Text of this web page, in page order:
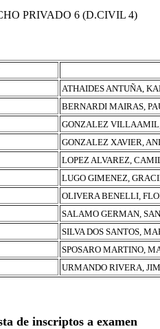
PRIVADO 6 (D.CIVIL 4)
ATHAIDES ANTUÑA,
BERNARDI MAIRAS,
GONZALEZ
GONZALEZ XAVIER,
LOPEZ ALVAREZ,
LUGO GIMENEZ,
OLIVERA BENELLI,
SALAMO GERMAN,
SILVA DOS SANTOS,
SPOSARO MARTINO,
URMANDO RIVERA,
de inscriptos a examen